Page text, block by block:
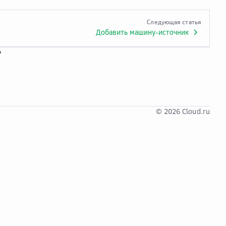
Следующая статья
Добавить машину-источник
© 2026 Cloud.ru